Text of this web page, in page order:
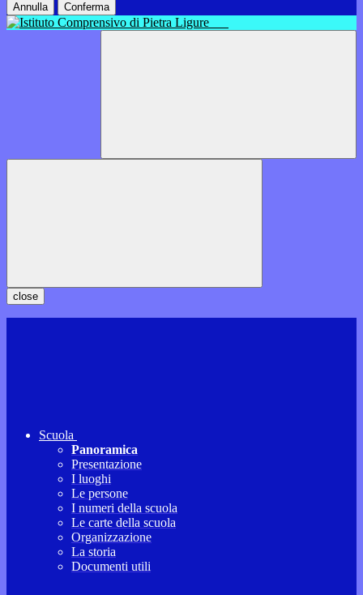
Annulla Conferma
close
Scuola
Panoramica
Presentazione
I luoghi
Le persone
I numeri della scuola
Le carte della scuola
Organizzazione
La storia
Documenti utili